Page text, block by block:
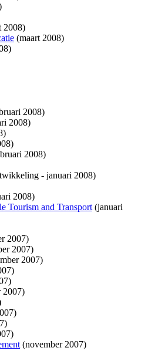
2008)
(maart 2008)
2008)
2008)
2008)
- januari 2008)
2008)
Tourism and Transport(januari
2007)
2007)
2007)
2007)
(november 2007)